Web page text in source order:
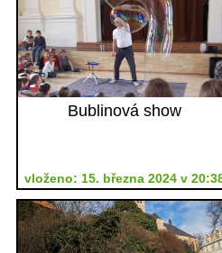
Bublinová show
vloženo: 15. března 2024 v